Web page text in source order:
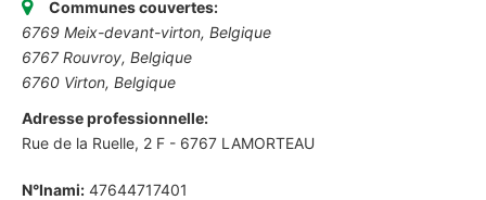
Communes couvertes:
6769 Meix-devant-virton, Belgique
6767 Rouvroy, Belgique
6760 Virton, Belgique
Adresse professionnelle:
Rue de la Ruelle, 2 F - 6767 LAMORTEAU
N°Inami: 47644717401